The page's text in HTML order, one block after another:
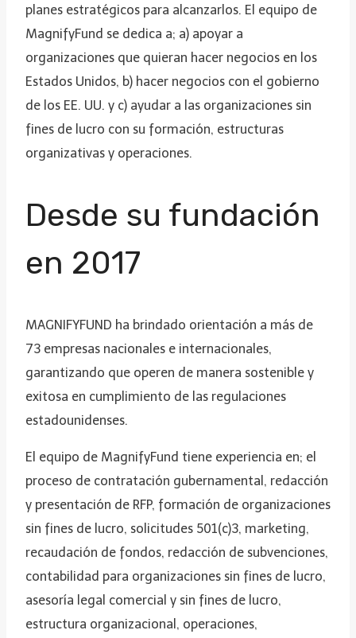
planes estratégicos para alcanzarlos. El equipo de
MagnifyFund se dedica a; a) apoyar a
organizaciones que quieran hacer negocios en los
Estados Unidos, b) hacer negocios con el gobierno
de los EE. UU. y c) ayudar a las organizaciones sin
fines de lucro con su formación, estructuras
organizativas y operaciones.
Desde su fundación
en 2017
MAGNIFYFUND ha brindado orientación a más de
73 empresas nacionales e internacionales,
garantizando que operen de manera sostenible y
exitosa en cumplimiento de las regulaciones
estadounidenses.
El equipo de MagnifyFund tiene experiencia en; el
proceso de contratación gubernamental, redacción
y presentación de RFP, formación de organizaciones
sin fines de lucro, solicitudes 501(c)3, marketing,
recaudación de fondos, redacción de subvenciones,
contabilidad para organizaciones sin fines de lucro,
asesoría legal comercial y sin fines de lucro,
estructura organizacional, operaciones,